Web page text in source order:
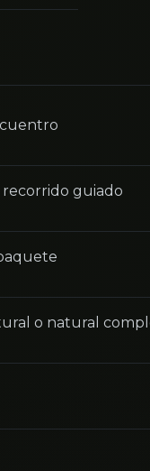
recorrido guiado
o natural